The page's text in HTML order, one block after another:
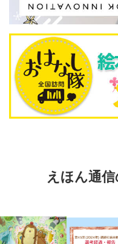
えほん通